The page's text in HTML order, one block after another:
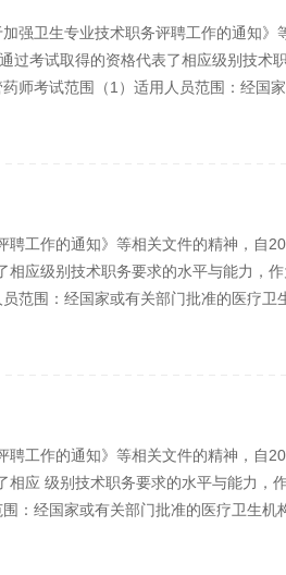
强卫生专业技术职务评聘工作的通知》
过考试取得的资格代表了相应级别技术
师考试范围（1）适用人员范围：经国
“专业实践能力”等4个科目，均采用人机
工作的通知》等相关文件的精神，自
应级别技术职务要求的水平与能力，
范围：经国家或有关部门批准的医疗卫
医内科学主治医师资格考试实行全国统
工作的通知》等相关文件的精神，自
应 级别技术职务要求的水平与能力，
：经国家或有关部门批准的医疗卫生机
考试实行全国统一组织、统一考试时间